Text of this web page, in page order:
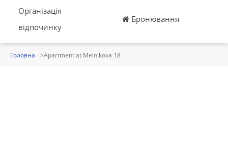
Організація
відпочинку
Бронювання
Головна Apartment at Melnikova 18